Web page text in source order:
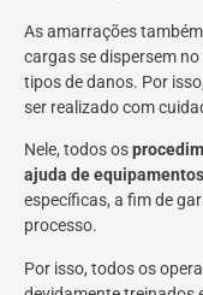
As amarrações
cargas se dispersem
tipos de danos. Por
ser realizado com
Nele, todos os
ajuda de
específicas, a fim de
processo.
Por isso, todos os